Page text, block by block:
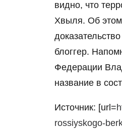
видно, что
Хвыля. Об этом
блоггер.
Федерации
название в
Источник: [url=
rossiyskogo-